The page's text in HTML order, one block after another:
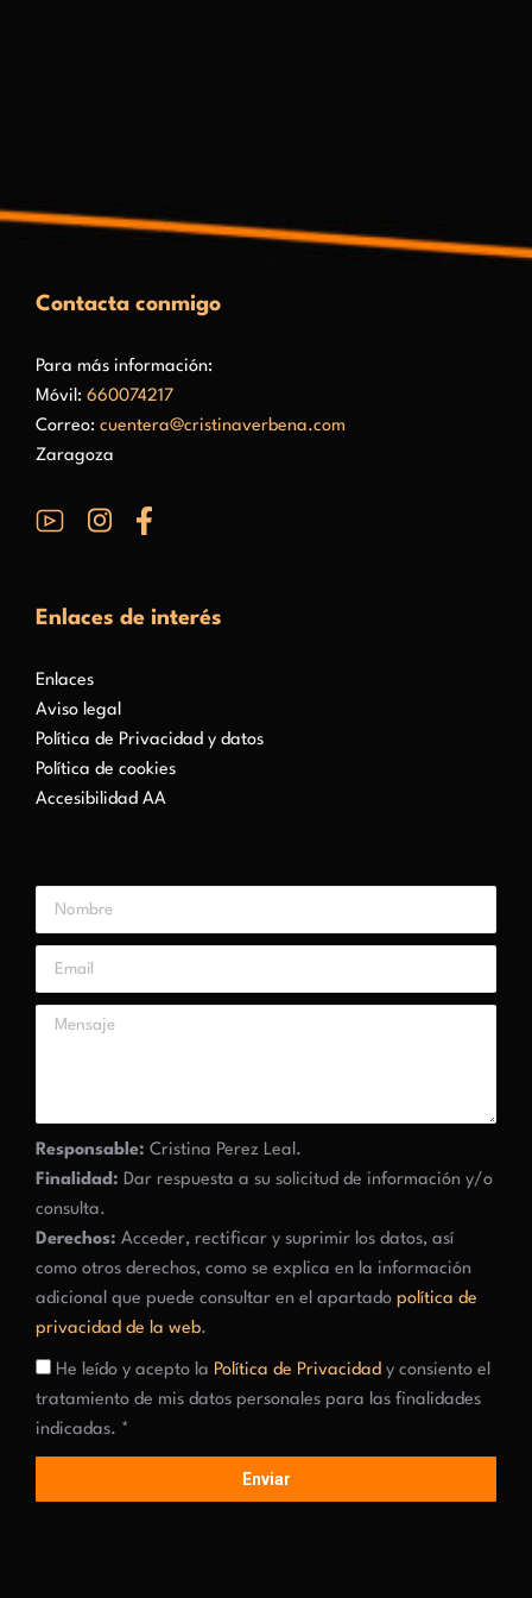
Contacta conmigo
Para más información:
Móvil: 660074217
Correo: cuentera@cristinaverbena.com
Zaragoza
Enlaces de interés
Enlaces
Aviso legal
Política de Privacidad y datos
Política de cookies
Accesibilidad AA
Responsable: Cristina Perez Leal.
Finalidad: Dar respuesta a su solicitud de información y/o
consulta.
Derechos: Acceder, rectificar y suprimir los datos, así
como otros derechos, como se explica en la información
adicional que puede consultar en el apartado política de
privacidad de la web.
He leído y acepto la Política de Privacidad y consiento el
tratamiento de mis datos personales para las finalidades
indicadas. *
Enviar